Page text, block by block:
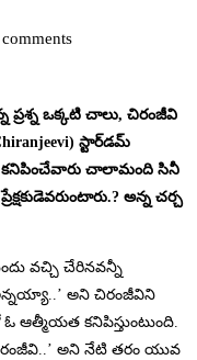
ప్రశ్న ఒక్కటి చాలు, చిరంజీవి
స్టార్‌డమ్
కనిపించేవారు చాలామంది సినీ
అన్న చర్చ
వచ్చి చేరినవన్నీ
అని చిరంజీవిని
ఆత్మీయత కనిపిస్తుంటుంది.
అని నేటి తరం యువ